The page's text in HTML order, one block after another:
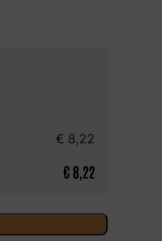
€ 8,22
€ 8,22